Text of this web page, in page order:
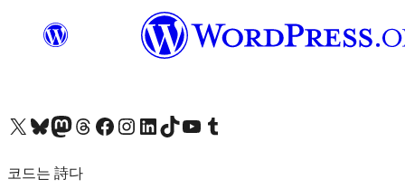
X(이전 트위터) 계정 방문하기블루스카이 계정 방문하기마스토돈 계정 방문하기스레드 계정 방문하기 페이스북 페이지 방문하기인스타그램 계정 방문하기 LinkedIn 계정 방문하기틱톡 계정 방문하기유튜브 채널 방문하기 텀블러 계정 방문하기
코드는 詩다